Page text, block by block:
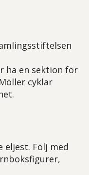
ha en sektion för
cyklar
eljest. Följ med